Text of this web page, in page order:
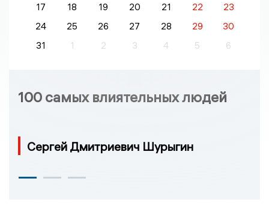
17
18 19 20 21 22
23
24
25 26 27 28 29
30
31
1 2 3 4 5 6
100 самых влиятельных людей
Сергей Дмитриевич Шурыгин